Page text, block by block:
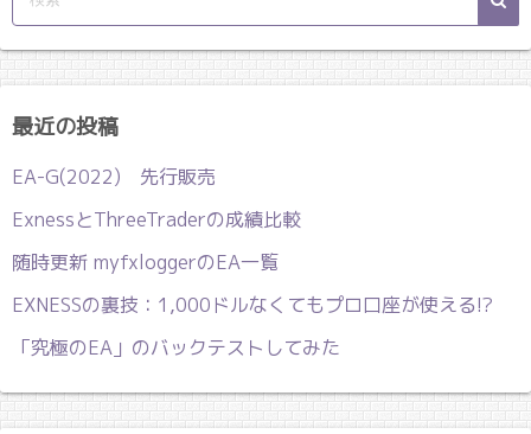
最近の投稿
EA-G(2022) 先行販売
ExnessとThreeTraderの成績比較
随時更新 myfxloggerのEA一覧
EXNESSの裏技：1,000ドルなくてもプロ口座が使える!?
「究極のEA」のバックテストしてみた